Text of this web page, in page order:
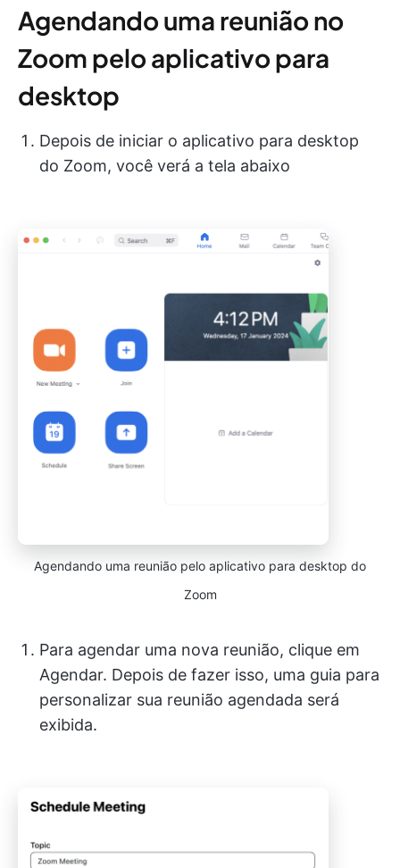
Agendando uma reunião no
Zoom pelo aplicativo para
desktop
Depois de iniciar o aplicativo para desktop
do Zoom, você verá a tela abaixo
Agendando uma reunião pelo aplicativo para desktop do
Zoom
Para agendar uma nova reunião, clique em
Agendar. Depois de fazer isso, uma guia para
personalizar sua reunião agendada será
exibida.